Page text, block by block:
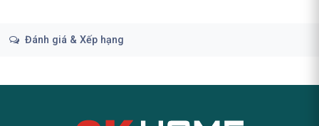
Đánh giá & Xếp hạng